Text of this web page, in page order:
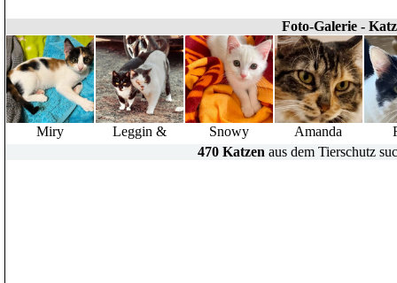
Foto-Galerie -
Miry Leggin & Snowy Amanda
470 Katzen aus dem Tierschutz